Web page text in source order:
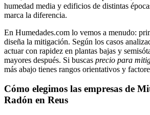
humedad media y edificios de distintas
marca la diferencia.
En Humedades.com lo vemos a menudo:
diseña la mitigación. Según los casos
actuar con rapidez en plantas bajas y
mayores después. Si buscas precio para
más abajo tienes rangos orientativos y
Cómo elegimos las empresas de
Radón en Reus